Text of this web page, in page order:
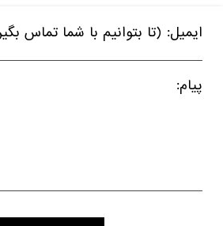
ایمیل: (تا بتوانیم با شما تماس
پیام: